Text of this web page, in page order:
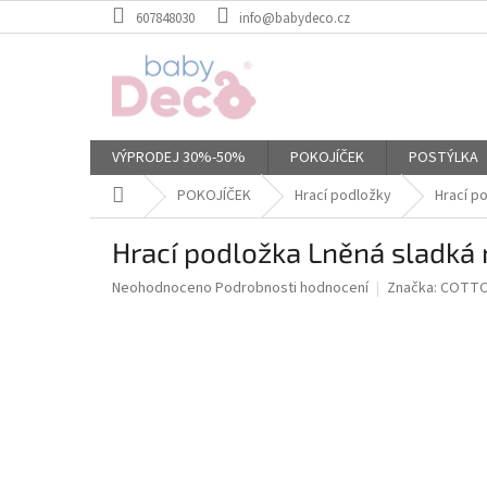
na
607848030 info@babydeco.cz
VÝPRODEJ 30%-50% POKOJÍČEK POSTÝLKA
Domů POKOJÍČEK Hrací podložky Hrací
Hrací podložka Lněná sladká
Průměrné
Neohodnoceno Podrobnosti hodnocení Značka: